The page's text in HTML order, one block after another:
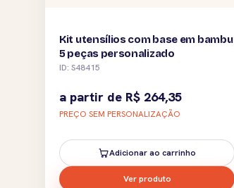
Kit utensílios com base em bambu
5 peças personalizado
ID: S48415
a partir de R$ 264,35
PREÇO SEM PERSONALIZAÇÃO
Adicionar ao carrinho
Ver produto